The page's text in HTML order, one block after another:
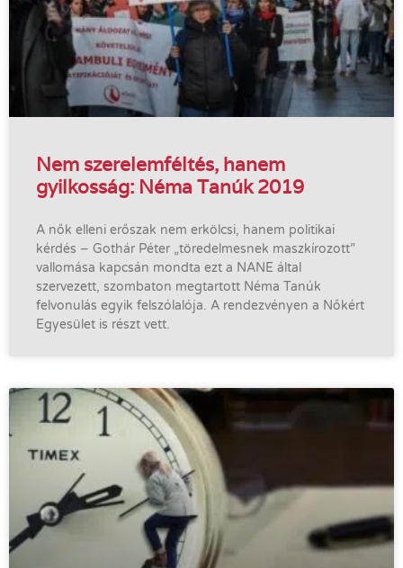
Nem szerelemféltés, hanem
gyilkosság: Néma Tanúk 2019
A nők elleni erőszak nem erkölcsi, hanem politikai
kérdés – Gothár Péter „töredelmesnek maszkírozott”
vallomása kapcsán mondta ezt a NANE által
szervezett, szombaton megtartott Néma Tanúk
felvonulás egyik felszólalója. A rendezvényen a Nőkért
Egyesület is részt vett.